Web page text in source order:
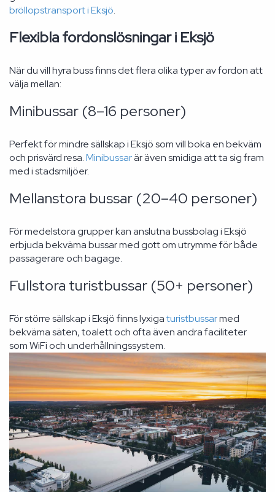
bröllopstransport i Eksjö.
Flexibla fordonslösningar i Eksjö
När du vill hyra buss finns det flera olika typer av fordon att
välja mellan:
Minibussar (8–16 personer)
Perfekt för mindre sällskap i Eksjö som vill boka en bekväm
och prisvärd resa.Minibussarär även smidiga att ta sig fram
med i stadsmiljöer.
Mellanstora bussar (20–40 personer)
För medelstora grupper kan anslutna bussbolag i Eksjö
erbjuda bekväma bussar med gott om utrymme för både
passagerare och bagage.
Fullstora turistbussar (50+ personer)
För större sällskap i Eksjö finns lyxigaturistbussarmed
bekväma säten, toalett och ofta även andra faciliteter
som WiFi och underhållningssystem.